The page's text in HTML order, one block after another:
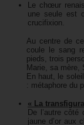
Le chœur
une seule est
crucifixion.
Au centre de
coule le sang
pieds, trois
Marie, sa mère,
En haut, le
: métaphore du
« La
De l’autre
jaune d’or aux